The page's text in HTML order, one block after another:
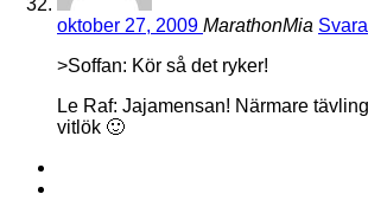
oktober 27, 2009 MarathonMia Svara
>Soffan: Kör så det ryker!
Le Raf: Jajamensan! Närmare
vitlök 🙂